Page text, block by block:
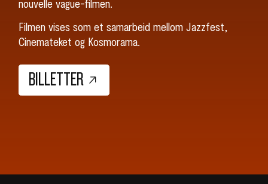
nouvelle vague-filmen.
Filmen vises som et samarbeid mellom Jazzfest,
Cinemateket og Kosmorama.
BILLETTER